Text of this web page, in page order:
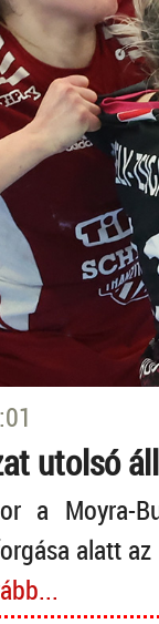
utolsó
a Moyra-
alatt